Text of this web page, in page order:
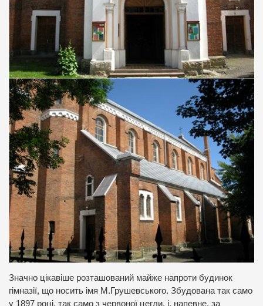
Значно цікавіше розташований майже напроти будинок
гімназії, що носить імя М.Грушевського. Збудована так само
у 1897 році, так само з червоної цегли, і, напевне, за